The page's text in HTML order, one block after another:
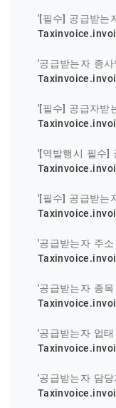
'[필수] 공급받는
'공급받는자 종
'[필수] 공급자받
'[역발행시 필수]
'[필수] 공급받는
'공급받는자 주소
'공급받는자 종목
'공급받는자 업태
'공급받는자 담당